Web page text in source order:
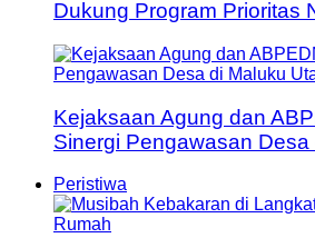
Dukung Program Prioritas
Kejaksaan Agung dan
Sinergi Pengawasan
Peristiwa